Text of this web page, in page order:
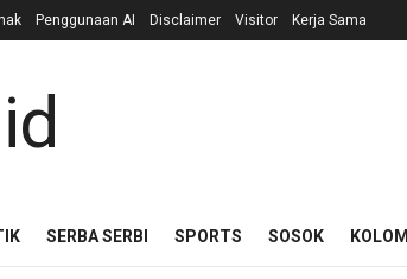
Penggunaan AI Disclaimer Visitor Kerja Sama
SERBA SERBI SPORTS SOSOK KOLOM